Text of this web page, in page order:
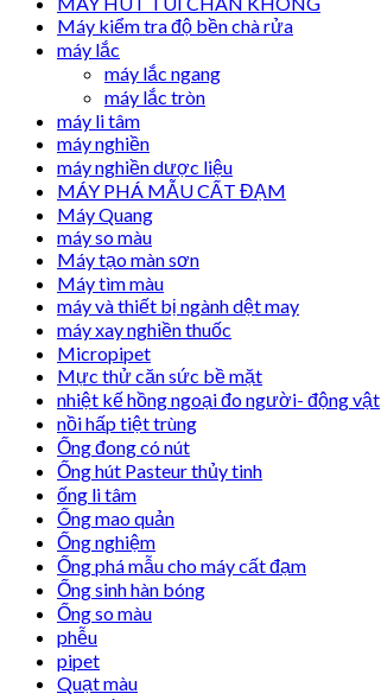
Máy kiểm tra độ bền chà rửa
máy lắc
máy lắc ngang
máy lắc tròn
máy li tâm
máy nghiền
máy nghiền dược liệu
MÁY PHÁ MẪU CẤT ĐẠM
Máy Quang
máy so màu
Máy tạo màn sơn
Máy tìm màu
máy và thiết bị ngành dệt may
máy xay nghiền thuốc
Micropipet
Mực thử căn sức bề mặt
nhiệt kế hồng ngoại đo người- động vật
nồi hấp tiệt trùng
Ống đong có nút
Ống hút Pasteur thủy tinh
ống li tâm
Ống mao quản
Ống nghiệm
Ống phá mẫu cho máy cất đạm
Ống sinh hàn bóng
Ống so màu
phễu
pipet
Quạt màu